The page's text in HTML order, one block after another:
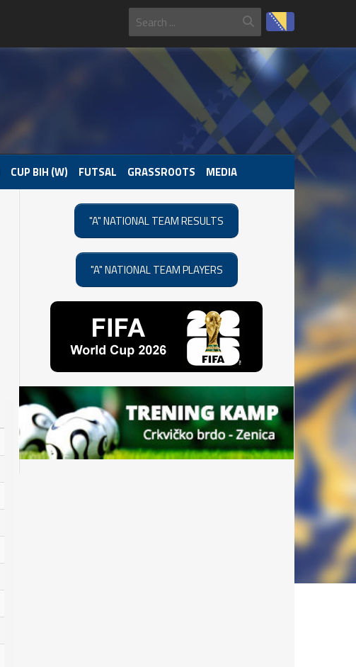
CUP BIH (W) FUTSAL GRASSROOTS MEDIA
"A" NATIONAL TEAM RESULTS
"A" NATIONAL TEAM PLAYERS